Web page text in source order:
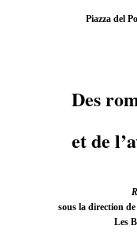
Piazza del
Des
et de
sous la direction
Les